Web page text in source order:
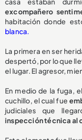
excompañero
habitación donde
blanca.
La primera en ser
despertó, por lo que
el lugar. El agresor,
En medio de la fuga,
cuchillo, el cual fue
judiciales que
inspección técnica al